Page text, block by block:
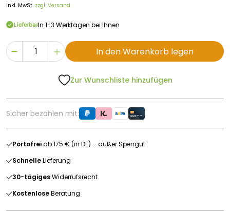
Inkl. MwSt. zzgl. Versand
LieferbarIn 1-3 Werktagen bei Ihnen
In den Warenkorb legen
Zur Wunschliste hinzufügen
Sicher bezahlen mit:
Portofreiab 175 € (in DE) – außer Sperrgut
SchnelleLieferung
30-tägigesWiderrufsrecht
KostenloseBeratung